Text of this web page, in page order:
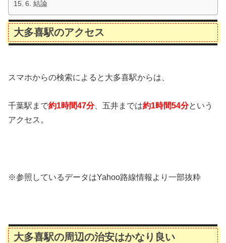
6. 結論
大多喜駅のアクセス
スマホからの検索によると大多喜駅からは、
千葉駅まで約1時間47分、五井までは約1時間54分という
アクセス。
※参照しているデータはYahoo路線情報より一部抜粋
大多喜駅の周辺の治安はかなり良い